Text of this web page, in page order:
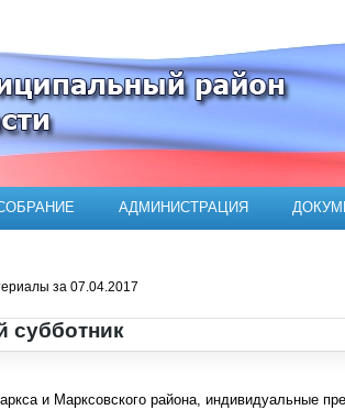
муниципального района
АДМИНИСТРАЦИЯ
за 07.04.2017
и Марксовского района, индивидуальные